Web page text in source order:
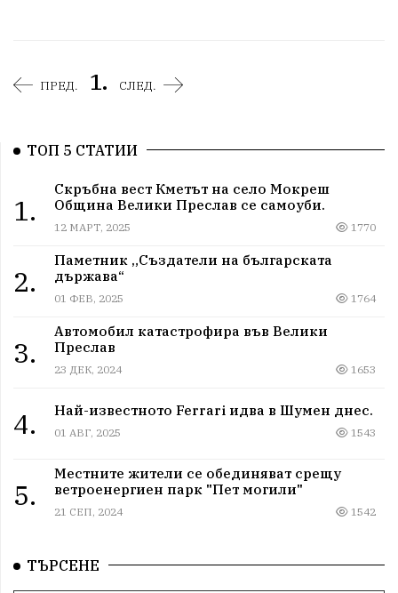
ПРЕД. 1. СЛЕД.
ТОП 5 СТАТИИ
1.
Скръбна вест Кметът на село Мокреш
Община Велики Преслав се самоуби.
12 МАРТ, 2025 1770
2.
Паметник „Създатели на българската
държава“
01 ФЕВ, 2025 1764
3.
Автомобил катастрофира във Велики
Преслав
23 ДЕК, 2024 1653
4. Най-известното Ferrari идва в Шумен днес.
01 АВГ, 2025 1543
5.
Местните жители се обединяват срещу
ветроенергиен парк "Пет могили"
21 СЕП, 2024 1542
ТЪРСЕНЕ